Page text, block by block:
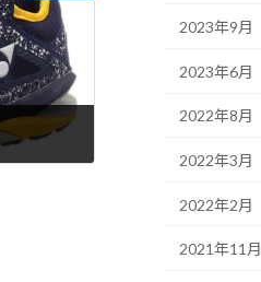
2023年9月
2023年6月
2022年8月
2022年3月
2022年2月
2021年11月